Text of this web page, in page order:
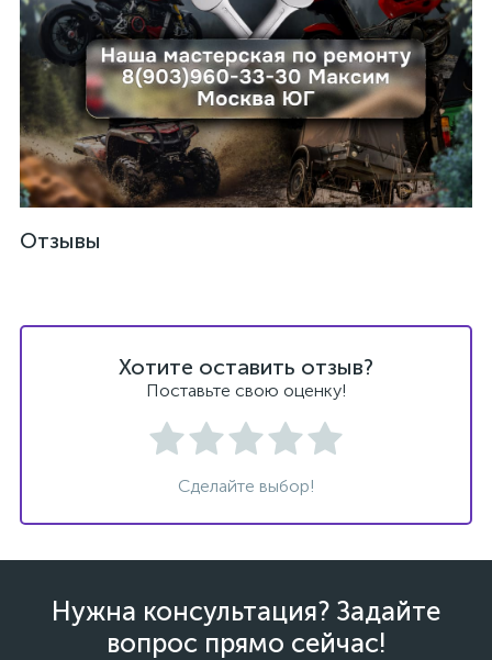
Отзывы
Хотите оставить отзыв?
Поставьте свою оценку!
Сделайте выбор!
Нужна консультация? Задайте
вопрос прямо сейчас!